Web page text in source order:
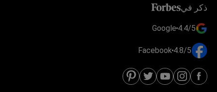
ذكر في
4.4/5
Google
4.8/5
Facebook